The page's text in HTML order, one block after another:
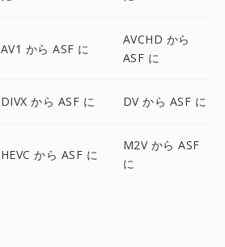
AV1 から ASF に
AVCHD から
ASF に
DIVX から ASF に DV から ASF に
HEVC から ASF に
M2V から ASF
に